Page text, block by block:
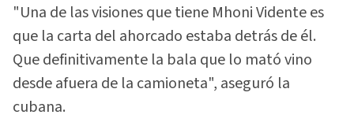
"Una de las visiones que tiene Mhoni Vidente es
que la carta del ahorcado estaba detrás de él.
Que definitivamente la bala que lo mató vino
desde afuera de la camioneta", aseguró la
cubana.